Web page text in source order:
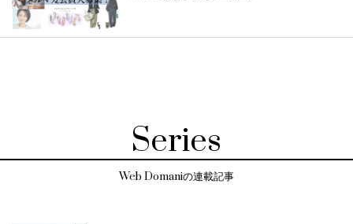
Series
Web Domaniの連載記事